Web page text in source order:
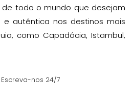
todo o mundo que desejam
e autêntica nos destinos mais
como Capadócia, Istambul,
nos 24/7